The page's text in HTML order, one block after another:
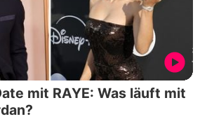
mit RAYE: Was läuft mit